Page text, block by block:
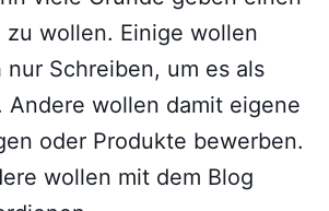
zu wollen. Einige wollen
Schreiben, um es als
Andere wollen damit eigene
oder Produkte bewerben.
wollen mit dem Blog